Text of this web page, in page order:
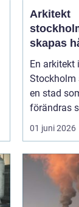
Arkitekt
stockholm
skapas
och tidlös
arkitektur i
En arkitekt i
Stockholm
en stad
förändras
men också
av starka
01 juni 2026